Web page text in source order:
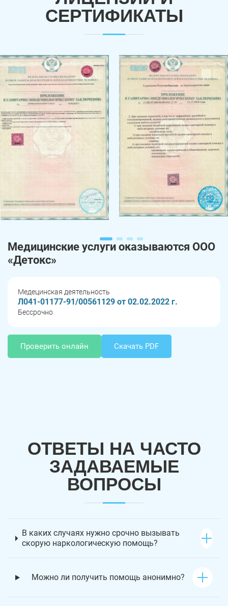
СЕРТИФИКАТЫ
Медицинские услуги оказываются ООО
«Детокс»
Медецинская деятельность
Л041-01177-91/00561129 от 02.02.2022 г.
Бессрочно
Проверить онлайн Скачать PDF
ОТВЕТЫ НА ЧАСТО
ЗАДАВАЕМЫЕ
ВОПРОСЫ
В каких случаях нужно срочно вызывать
скорую наркологическую помощь?
Можно ли получить помощь анонимно?